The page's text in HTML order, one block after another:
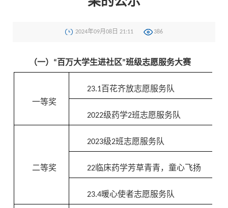
2024年09月08日 21:11 386
（一）“百万大学生进社区”班级志愿服务大赛
一等奖
23.1百花齐放志愿服务队
2022级药学2班志愿服务队
二等奖
2023级2班志愿服务队
22临床药学芳草青青，童心飞扬
23.4暖心使者志愿服务队